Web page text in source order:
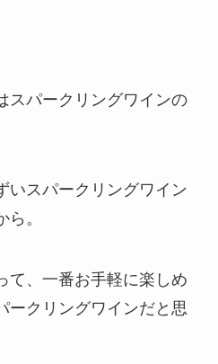
スパークリングワインの
いスパークリングワイン
。
て、一番お手軽に楽しめ
ークリングワインだと思